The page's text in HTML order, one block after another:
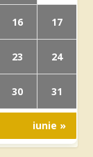
16 17
23 24
30 31
iunie »